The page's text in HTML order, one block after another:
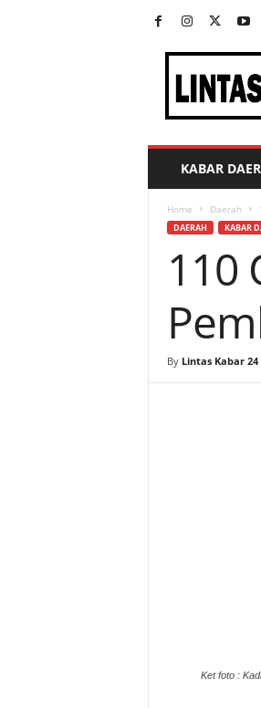
KABAR
Home Daerah
DAERAH KABAR
110
By Lintas Kabar 24
Ket foto :